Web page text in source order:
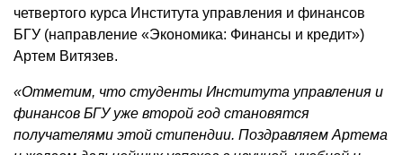
четвертого курса Института управления и финансов
БГУ (направление «Экономика: Финансы и кредит»)
Артем Витязев.
«Отметим, что студенты Института управления и
финансов БГУ уже второй год становятся
получателями этой стипендии. Поздравляем Артема